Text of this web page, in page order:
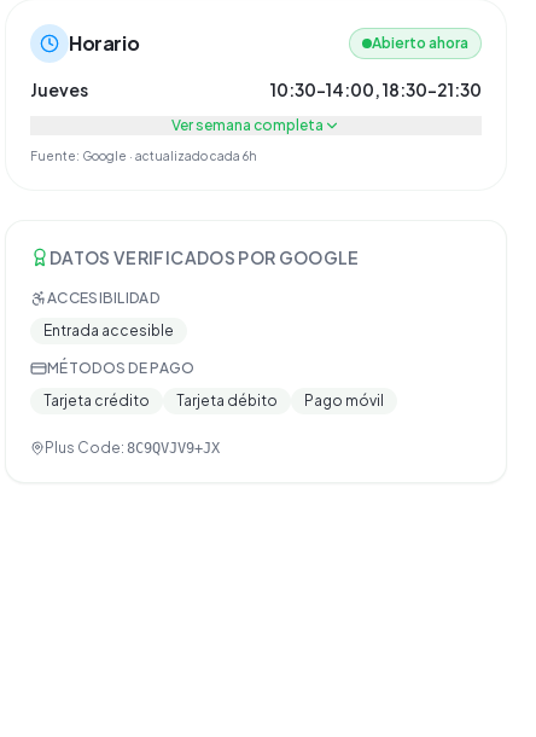
Horario Abierto ahora
Jueves 10:30–14:00, 18:30–21:30
Ver semana completa
Fuente: Google · actualizado cada 6h
DATOS VERIFICADOS POR GOOGLE
ACCESIBILIDAD
Entrada accesible
MÉTODOS DE PAGO
Tarjeta crédito
Tarjeta débito Pago móvil
Plus Code: 8C9QVJV9+JX